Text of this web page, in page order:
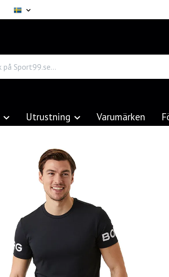
Utrustning Varumärken